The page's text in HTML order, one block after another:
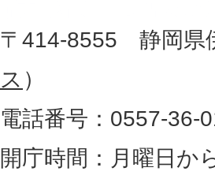
地
図
。
静
岡
所
〒414-8555 静岡県
ス ）
電話番号：0557-36-
開庁時間：月曜日か